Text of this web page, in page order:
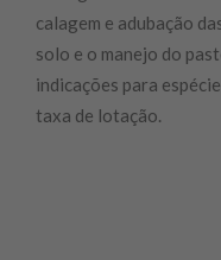
calagem e adubação
solo e o manejo do
indicações para
taxa de lotação.